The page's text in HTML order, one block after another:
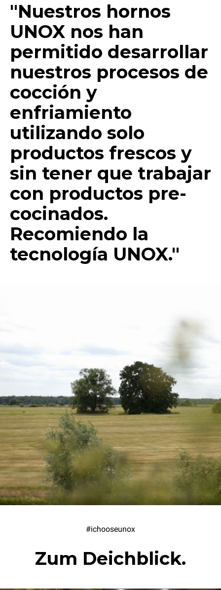
"Nuestros hornos
UNOX nos han
permitido desarrollar
nuestros procesos de
cocción y
enfriamiento
utilizando solo
productos frescos y
sin tener que trabajar
con productos pre-
cocinados.
Recomiendo la
tecnología UNOX."
#ichooseunox
Zum Deichblick.